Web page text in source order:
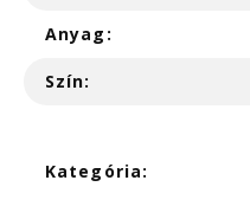
Anyag:
Szín:
Kategória: